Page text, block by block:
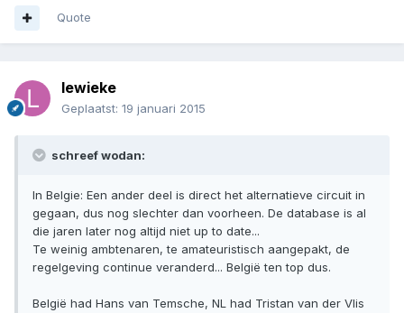
Quote
lewieke
Geplaatst: 19 januari 2015
schreef wodan:
In Belgie: Een ander deel is direct het alternatieve circuit in
gegaan, dus nog slechter dan voorheen. De database is al
die jaren later nog altijd niet up to date...
Te weinig ambtenaren, te amateuristisch aangepakt, de
regelgeving continue veranderd... België ten top dus.
België had Hans van Temsche, NL had Tristan van der Vlis